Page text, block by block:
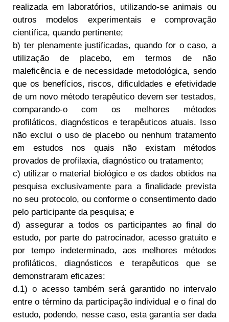
realizada em laboratórios, utilizando-se animais ou
outros modelos experimentais e comprovação
científica, quando pertinente;
b) ter plenamente justificadas, quando for o caso, a
utilização de placebo, em termos de não
maleficência e de necessidade metodológica, sendo
que os benefícios, riscos, dificuldades e efetividade
de um novo método terapêutico devem ser testados,
comparando-o com os melhores métodos
profiláticos, diagnósticos e terapêuticos atuais. Isso
não exclui o uso de placebo ou nenhum tratamento
em estudos nos quais não existam métodos
provados de profilaxia, diagnóstico ou tratamento;
c) utilizar o material biológico e os dados obtidos na
pesquisa exclusivamente para a finalidade prevista
no seu protocolo, ou conforme o consentimento dado
pelo participante da pesquisa; e
d) assegurar a todos os participantes ao final do
estudo, por parte do patrocinador, acesso gratuito e
por tempo indeterminado, aos melhores métodos
profiláticos, diagnósticos e terapêuticos que se
demonstraram eficazes:
d.1) o acesso também será garantido no intervalo
entre o término da participação individual e o final do
estudo, podendo, nesse caso, esta garantia ser dada